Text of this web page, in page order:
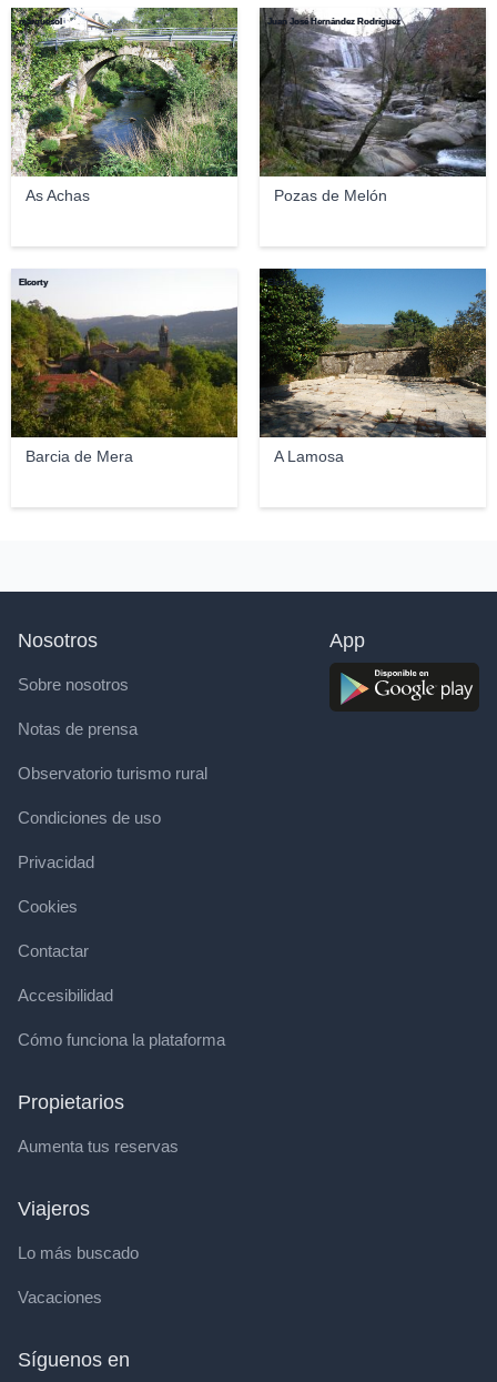
As Achas
marquesol
Pozas de Melón
Juan José Hernández Rodríguez
Barcia de Mera
Elcorty
A Lamosa
Elcorty
Nosotros
Sobre nosotros
Notas de prensa
Observatorio turismo rural
Condiciones de uso
Privacidad
Cookies
Contactar
Accesibilidad
Cómo funciona la plataforma
Propietarios
Aumenta tus reservas
Viajeros
Lo más buscado
Vacaciones
App
Síguenos en